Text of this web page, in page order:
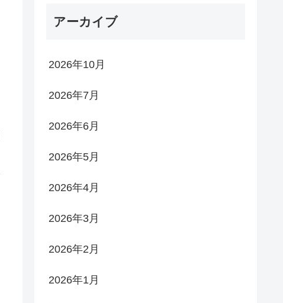
アーカイブ
2026年10月
2026年7月
2026年6月
2026年5月
2026年4月
2026年3月
2026年2月
2026年1月